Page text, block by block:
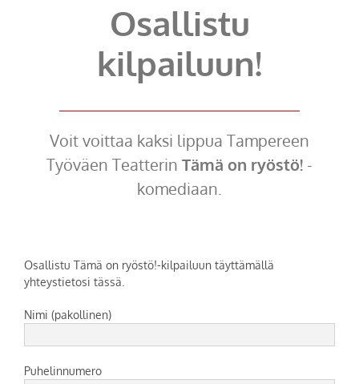
Osallistu
kilpailuun!
Voit voittaa kaksi lippua Tampereen
Työväen Teatterin Tämä on ryöstö! -
komediaan.
Osallistu Tämä on ryöstö!-kilpailuun täyttämällä
yhteystietosi tässä.
Nimi (pakollinen)
Puhelinnumero